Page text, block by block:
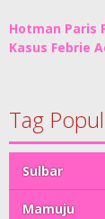
Hotman Paris
Kasus Febrie
Tag
Sulbar
Mamuju